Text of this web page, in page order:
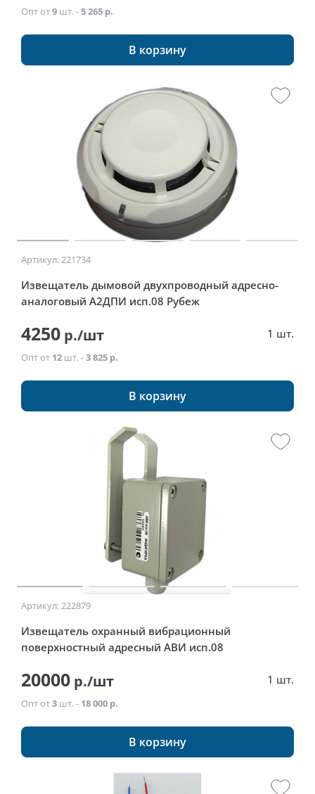
Опт от9 шт. -5 265 р.
В корзину
Артикул: 221734
Извещатель дымовой двухпроводный адресно-
аналоговый А2ДПИ исп.08 Рубеж
4250 р./шт 1 шт.
Опт от 12 шт. -3 825 р.
В корзину
Артикул: 222879
Извещатель охранный вибрационный
поверхностный адресный АВИ исп.08
20000 р./шт 1 шт.
Опт от3 шт. - 18 000 р.
В корзину